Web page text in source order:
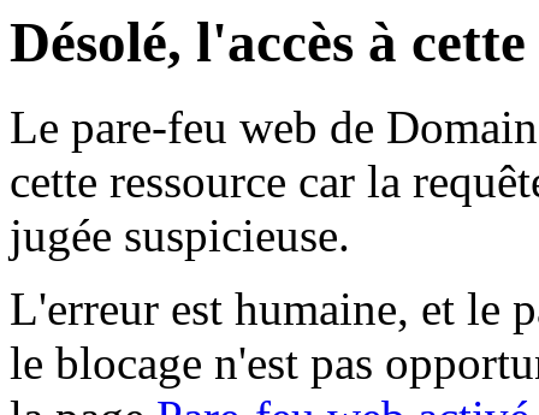
Désolé, l'accès à
Le pare-feu web de
cette ressource car la
jugée suspicieuse.
L'erreur est humaine, et le
le blocage n'est pas